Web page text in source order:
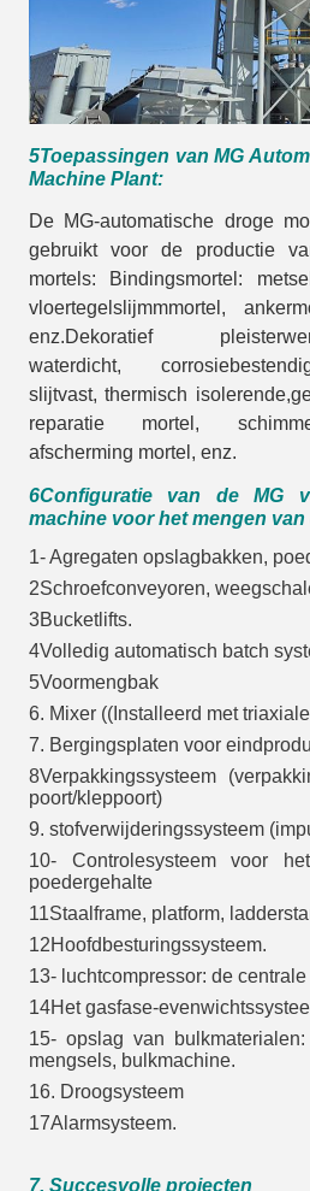
5Toepassingen van MG
Machine Plant:
De MG-automatische droge
gebruikt voor de productie
mortels: Bindingsmortel:
vloertegelslijmmmortel,
enz.Dekoratief
waterdicht,
slijtvast, thermisch
reparatie mortel,
afscherming mortel, enz.
6Configuratie van de MG
machine voor het mengen
1- Agregaten opslagbakken,
2Schroefconveyoren,
3Bucketlifts.
4Volledig automatisch batch
5Voormengbak
6. Mixer ((Installeerd met
7. Bergingsplaten voor
8Verpakkingssysteem
poort/kleppoort)
9. stofverwijderingssysteem
10- Controlesysteem voor
poedergehalte
11Staalframe, platform,
12Hoofdbesturingssysteem.
13- luchtcompressor: de
14Het gasfase-
15- opslag van
mengsels, bulkmachine.
16. Droogsysteem
17Alarmsysteem.
7. Succesvolle projecten